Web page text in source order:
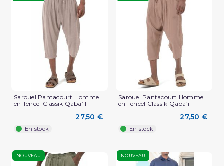
Sarouel Pantacourt Homme
en Tencel Classik Qaba’il
27,50 €
En stock
Sarouel Pantacourt Homme
en Tencel Classik Qaba’il
27,50 €
En stock
NOUVEAU NOUVEAU